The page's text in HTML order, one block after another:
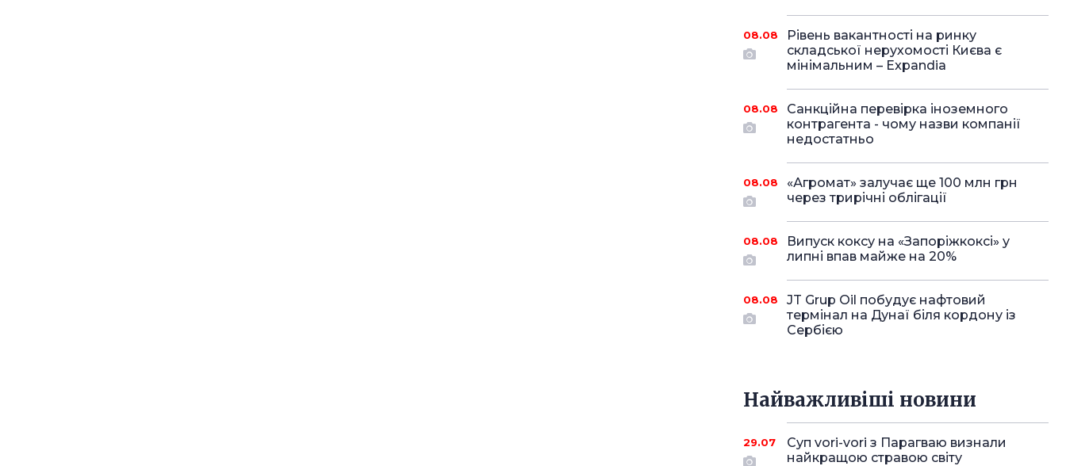
08.08
Рівень вакантності на ринку
складської нерухомості Києва є
мінімальним – Expandia
08.08
Санкційна перевірка іноземного
контрагента - чому назви компанії
недостатньо
08.08
«Агромат» залучає ще 100 млн грн
через трирічні облігації
08.08
Випуск коксу на «Запоріжкоксі» у
липні впав майже на 20%
08.08
JT Grup Oil побудує нафтовий
термінал на Дунаї біля кордону із
Сербією
Найважливіші новини
29.07
Суп vori-vori з Парагваю визнали
найкращою стравою світу